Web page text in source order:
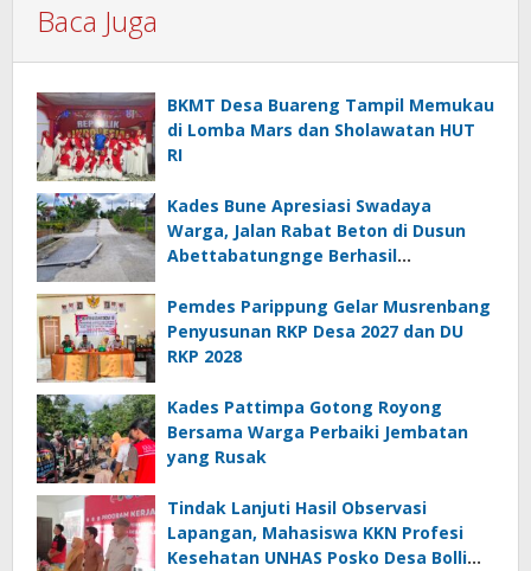
Baca Juga
BKMT Desa Buareng Tampil Memukau
di Lomba Mars dan Sholawatan HUT
RI
Kades Bune Apresiasi Swadaya
Warga, Jalan Rabat Beton di Dusun
Abettabatungnge Berhasil
Pemdes Parippung Gelar Musrenbang
Penyusunan RKP Desa 2027 dan DU
RKP 2028
Kades Pattimpa Gotong Royong
Bersama Warga Perbaiki Jembatan
yang Rusak
Tindak Lanjuti Hasil Observasi
Lapangan, Mahasiswa KKN Profesi
Kesehatan UNHAS Posko Desa Bolli